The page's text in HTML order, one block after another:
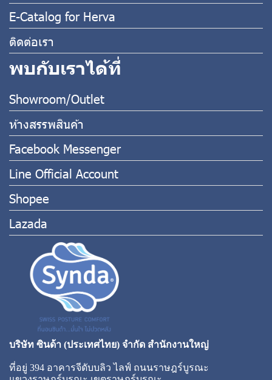
E-Catalog for Herva
ติดต่อเรา
พบกับเราได้ที่
Showroom/Outlet
ห้างสรรพสินค้า
Facebook Messenger
Line Official Account
Shopee
Lazada
บริษัท ซินด้า (ประเทศไทย) จำกัด สำนักงานใหญ่
ที่อยู่ 394 อาคารจีดับบลิว ไลฟ์ ถนนราษฎร์บูรณะ